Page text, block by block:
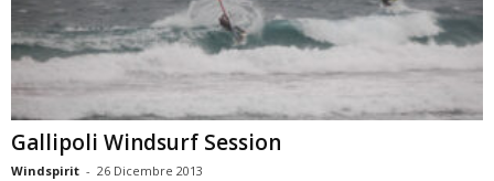
Gallipoli Windsurf Session
Windspirit - 26 Dicembre 2013